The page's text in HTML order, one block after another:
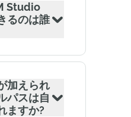
Studio
るのは誰
加えられ
パスは自
ますか?